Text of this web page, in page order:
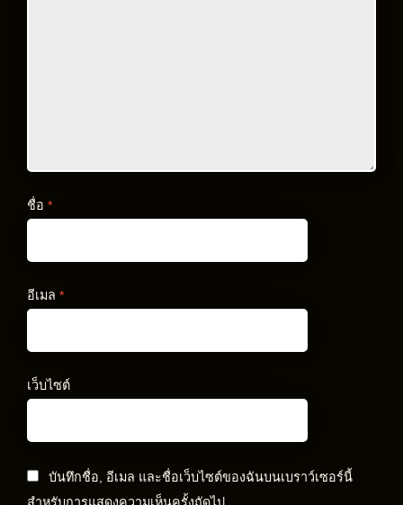
ชื่อ *
อีเมล *
เว็บไซต์
บันทึกชื่อ, อีเมล และชื่อเว็บไซต์ของฉันบนเบราว์เซอร์นี้